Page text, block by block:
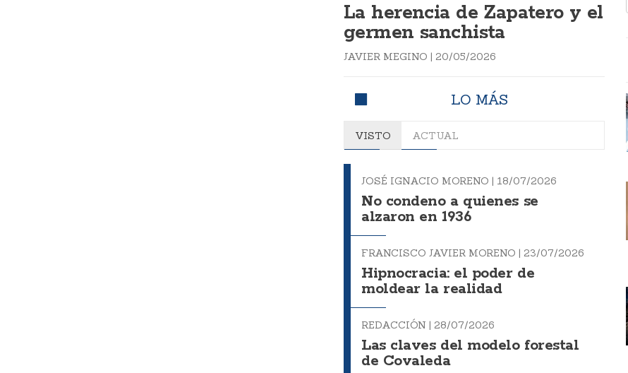
La herencia de Zapatero y el
germen sanchista
JAVIER MEGINO | 20/05/2026
LO MÁS
VISTO ACTUAL
JOSÉ IGNACIO MORENO | 18/07/2026
No condeno a quienes se
alzaron en 1936
FRANCISCO JAVIER MORENO | 23/07/2026
Hipnocracia: el poder de
moldear la realidad
REDACCIÓN | 28/07/2026
Las claves del modelo forestal
de Covaleda